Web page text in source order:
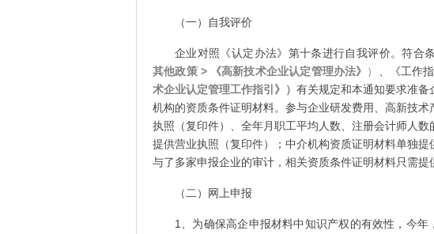
（一）自我评价
企业对照《认定办法》第十条进行自我评价。符合
其他政策 > 《高新技术企业认定管理办法》 ） 、《工作指
术企业认定管理工作指引》） 有关规定和本通知要求准
机构的资质条件证明材料。参与企业研发费用、高新技
执照（复印件）、全年月职工平均人数、注册会计师人
提供营业执照（复印件）；中介机构资质证明材料单独
与了多家申报企业的审计，相关资质条件证明材料只需提
（二）网上申报
1、为确保高企申报材料中知识产权的有效性，今年